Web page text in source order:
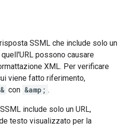
SSML che include solo un
possono causare
XML. Per verificare
viene fatto riferimento,
& con &amp; .
include solo un URL,
testo visualizzato per la